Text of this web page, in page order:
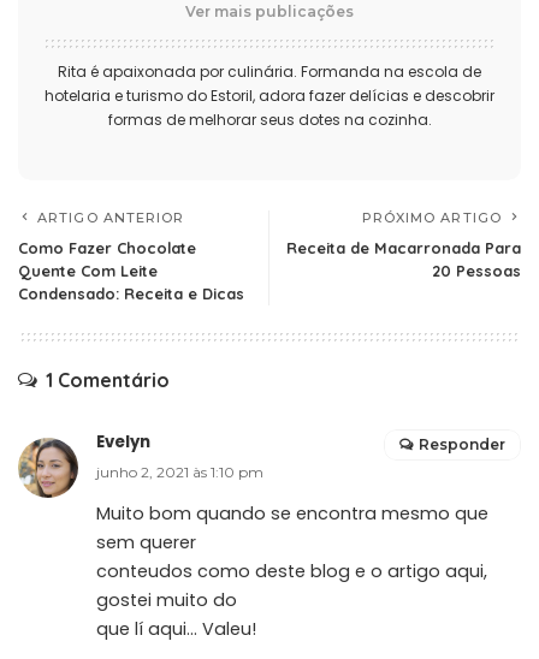
Ver mais publicações
Rita é apaixonada por culinária. Formanda na escola de
hotelaria e turismo do Estoril, adora fazer delícias e descobrir
formas de melhorar seus dotes na cozinha.
ARTIGO ANTERIOR
Como Fazer Chocolate
Quente Com Leite
Condensado: Receita e Dicas
PRÓXIMO ARTIGO
Receita de Macarronada Para
20 Pessoas
1 Comentário
Evelyn
junho 2, 2021 às 1:10 pm
Muito bom quando se encontra mesmo que
sem querer
conteudos como deste blog e o artigo aqui,
gostei muito do
que lí aqui… Valeu!
Responder